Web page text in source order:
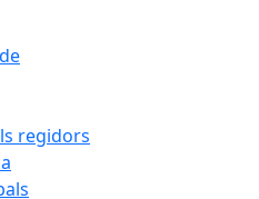
regidors